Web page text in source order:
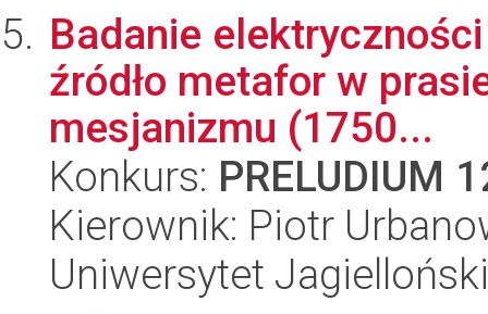
Badanie
źródło metafor w
mesjanizmu (1750...
Konkurs: PRELUDIUM
Kierownik: Piotr
Uniwersytet